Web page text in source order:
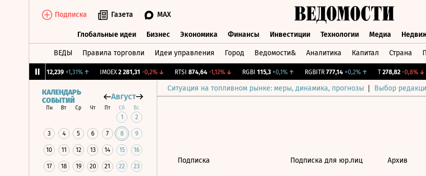
Подписка Газета MAX
Глобальные идеи Бизнес Экономика Финансы Инвестиции Технологии Медиа
ВЕДЫ Правила торговли Идеи управления Город Ведомости& Аналитика Капитал Страна
12,239 +1,31%↑ IMOEX 2 281,31 -0,2%↓ RTSI 874,64 -1,12%↓ RGBI 115,3 +0,1%↑ RGBITR 777,14 +0,2%↑ 278,82 -0,8%↓
Ситуация на топливном рынке: меры, динамика, прогнозы Выбор
КАЛЕНДАРЬ
СОБЫТИЙ
Август
Пн Вт Ср Чт Пт Сб Вс
1 2
3 4 5 6 7 8 9
10 11 12 13 14 15 16
17 18 19 20 21 22 23
Подписка Подписка для юр.лиц Архив